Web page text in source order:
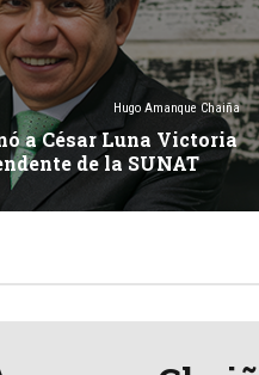
Hugo Amanque Chaiña
a César Luna Victoria
de la SUNAT